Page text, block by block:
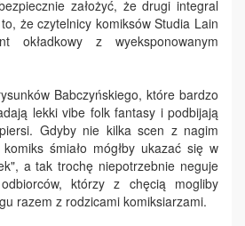
założyć, że drugi integral
że czytelnicy komiksów Studia Lain
okładkowy z wyeksponowanym
Babczyńskiego, które bardzo
lekki vibe folk fantasy i podbijają
Gdyby nie kilka scen z nagim
śmiało mógłby ukazać się w
a tak trochę niepotrzebnie neguje
którzy z chęcią mogliby
razem z rodzicami komiksiarzami.